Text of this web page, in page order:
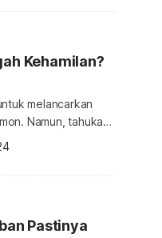
untuk kesuburan
Kehamilan?
melancarkan
Namun, tahukah
"opsi darurat"
berikut untuk
Pastinya